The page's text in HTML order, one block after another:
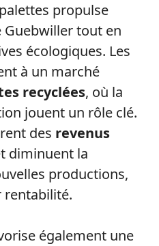
propulse
Guebwiller tout en
écologiques. Les
à un marché
recyclées, où la
jouent un rôle clé.
des revenus
diminuent la
productions,
rentabilité.
également une